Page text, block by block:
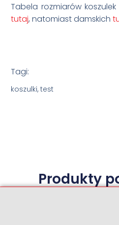
Tabela rozmiarów
tutaj, natomiast damskich
Tagi:
koszulki, test
Produkty